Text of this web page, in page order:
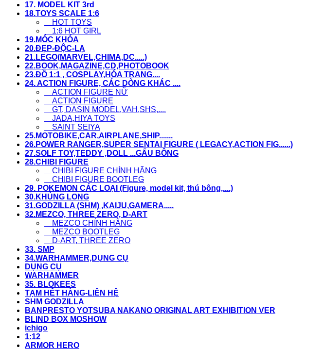
17. MODEL KIT 3rd
18.TOYS SCALE 1:6
HOT TOYS
1:6 HOT GIRL
19.MÓC KHÓA
20.ĐẸP-ĐỘC-LẠ
21.LEGO(MARVEL,CHIMA,DC.....)
22.BOOK,MAGAZINE,CD,PHOTOBOOK
23.ĐỒ 1:1 , COSPLAY,HÓA TRANG....
24. ACTION FIGURE, CÁC DÒNG KHÁC ....
ACTION FIGURE NỮ
ACTION FIGURE
GT, DASIN MODEL,VAH,SHS,....
JADA,HIYA TOYS
SAINT SEIYA
25.MOTOBIKE,CAR,AIRPLANE,SHIP.......
26.POWER RANGER,SUPER SENTAI FIGURE ( LEGACY,ACTION FIG......)
27.SOLF TOY,TEDDY ,DOLL ...GẤU BÔNG
28.CHIBI FIGURE
CHIBI FIGURE CHÍNH HÃNG
CHIBI FIGURE BOOTLEG
29. POKEMON CÁC LOẠI (Figure, model kit, thú bông,....)
30.KHỦNG LONG
31.GODZILLA (SHM) ,KAIJU,GAMERA.....
32.MEZCO, THREE ZERO, D-ART
MEZCO CHÍNH HÃNG
MEZCO BOOTLEG
D-ART, THREE ZERO
33. SMP
34.WARHAMMER,DỤNG CỤ
DỤNG CỤ
WARHAMMER
35. BLOKEES
TẠM HẾT HÀNG-LIÊN HỆ
SHM GODZILLA
BANPRESTO YOTSUBA NAKANO ORIGINAL ART EXHIBITION VER
BLIND BOX MOSHOW
ichigo
1:12
ARMOR HERO